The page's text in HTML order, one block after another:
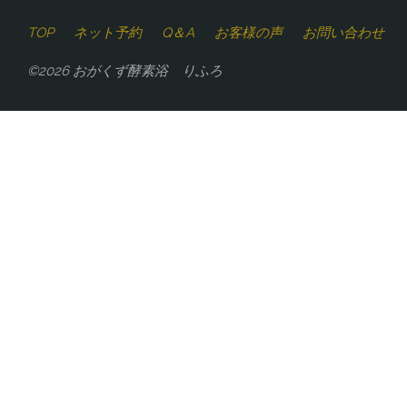
TOP ネット予約 Q＆A お客様の声 お問い合わせ
©2026 おがくず酵素浴 りふろ